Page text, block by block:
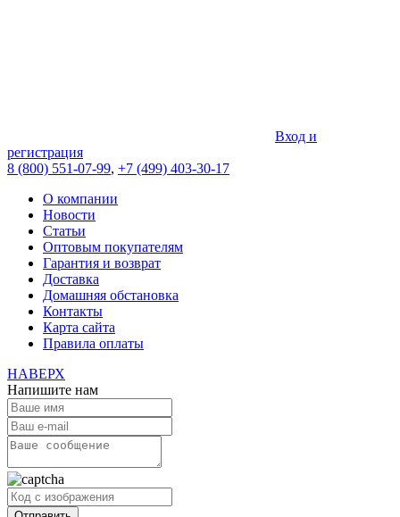
Вход и
регистрация
8 (800) 551-07-99, +7 (499) 403-30-17
О компании
Новости
Статьи
Оптовым покупателям
Гарантия и возврат
Доставка
Домашняя обстановка
Контакты
Карта сайта
Правила оплаты
НАВЕРХ
Напишите нам